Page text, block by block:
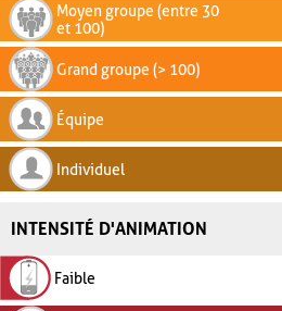
Moyen groupe (entre 30
et 100)
Grand groupe (> 100)
Équipe
Individuel
INTENSITÉ D'ANIMATION
Faible